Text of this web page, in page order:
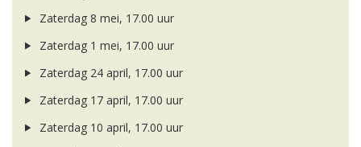
Zaterdag 8 mei, 17.00 uur
Zaterdag 1 mei, 17.00 uur
Zaterdag 24 april, 17.00 uur
Zaterdag 17 april, 17.00 uur
Zaterdag 10 april, 17.00 uur